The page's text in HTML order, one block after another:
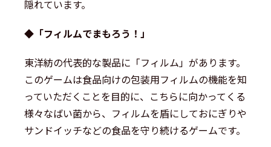
隠れています。
◆「フィルムでまもろう！」
東洋紡の代表的な製品に「フィルム」があります。
このゲームは食品向けの包装用フィルムの機能を知
っていただくことを目的に、こちらに向かってくる
様々なばい菌から、フィルムを盾にしておにぎりや
サンドイッチなどの食品を守り続けるゲームです。